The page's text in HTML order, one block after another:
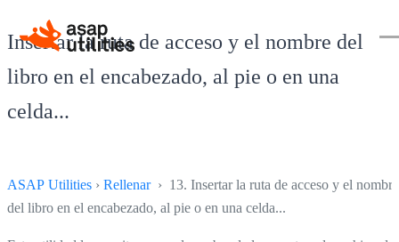
Insertar la ruta de acceso y el nombre del
libro en el encabezado, al pie o en una
celda...
ASAP Utilities › Rellenar› 13. Insertar la ruta de acceso y el nombre
del libro en el encabezado, al pie o en una celda...